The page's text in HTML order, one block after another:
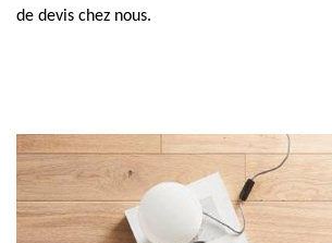
de devis chez nous.